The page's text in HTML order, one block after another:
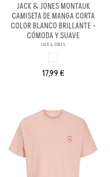
JACK & JONES MONTAUK
CAMISETA DE MANGA CORTA
COLOR BLANCO BRILLANTE -
CÓMODA Y SUAVE
JACK & JONES
17,99 €